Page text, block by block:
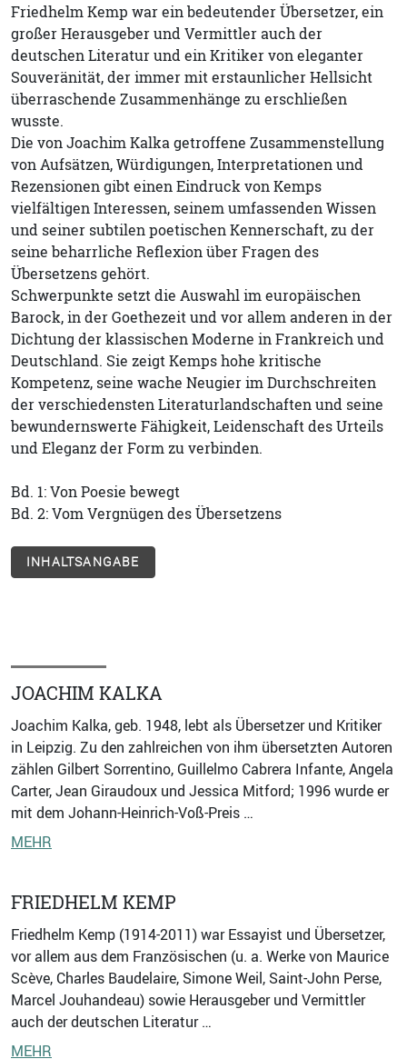
Friedhelm Kemp war ein bedeutender Übersetzer, ein
großer Herausgeber und Vermittler auch der
deutschen Literatur und ein Kritiker von eleganter
Souveränität, der immer mit erstaunlicher Hellsicht
überraschende Zusammenhänge zu erschließen
wusste.
Die von Joachim Kalka getroffene Zusammenstellung
von Aufsätzen, Würdigungen, Interpretationen und
Rezensionen gibt einen Eindruck von Kemps
vielfältigen Interessen, seinem umfassenden Wissen
und seiner subtilen poetischen Kennerschaft, zu der
seine beharrliche Reflexion über Fragen des
Übersetzens gehört.
Schwerpunkte setzt die Auswahl im europäischen
Barock, in der Goethezeit und vor allem anderen in der
Dichtung der klassischen Moderne in Frankreich und
Deutschland. Sie zeigt Kemps hohe kritische
Kompetenz, seine wache Neugier im Durchschreiten
der verschiedensten Literaturlandschaften und seine
bewundernswerte Fähigkeit, Leidenschaft des Urteils
und Eleganz der Form zu verbinden.
Bd. 1: Von Poesie bewegt
Bd. 2: Vom Vergnügen des Übersetzens
INHALTSANGABE
JOACHIM KALKA
Joachim Kalka, geb. 1948, lebt als Übersetzer und Kritiker
in Leipzig. Zu den zahlreichen von ihm übersetzten Autoren
zählen Gilbert Sorrentino, Guillelmo Cabrera Infante, Angela
Carter, Jean Giraudoux und Jessica Mitford; 1996 wurde er
mit dem Johann-Heinrich-Voß-Preis …
MEHR
FRIEDHELM KEMP
Friedhelm Kemp (1914-2011) war Essayist und Übersetzer,
vor allem aus dem Französischen (u. a. Werke von Maurice
Scève, Charles Baudelaire, Simone Weil, Saint-John Perse,
Marcel Jouhandeau) sowie Herausgeber und Vermittler
auch der deutschen Literatur …
MEHR